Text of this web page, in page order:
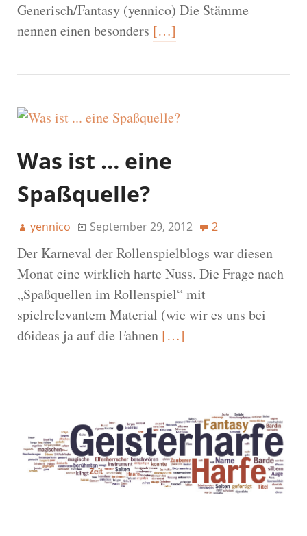
Generisch/Fantasy (yennico) Die Stämme
nennen einen besonders […]
Was ist … eine
Spaßquelle?
yennico September 29, 2012 2
Der Karneval der Rollenspielblogs war diesen
Monat eine wirklich harte Nuss. Die Frage nach
„Spaßquellen im Rollenspiel“ mit
spielrelevantem Material (wie wir es uns bei
d6ideas ja auf die Fahnen […]